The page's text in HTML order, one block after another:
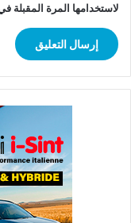
لاستخدامها المرة المقبلة